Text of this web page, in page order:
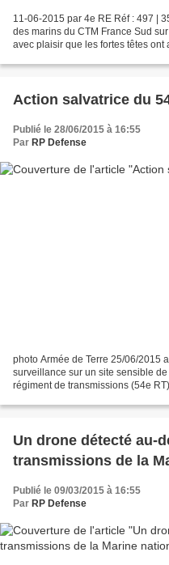
11-06-2015 par 4e RE Réf : 497 |
des marins du CTM France Sud
avec plaisir que les fortes têtes
Action salvatrice du
Publié le 28/06/2015 à 16:55
Par RP Defense
photo Armée de Terre 25/06/2015
surveillance sur un site sensible
régiment de transmissions (54e
Un drone détecté au-
transmissions de la
Publié le 09/03/2015 à 16:55
Par RP Defense